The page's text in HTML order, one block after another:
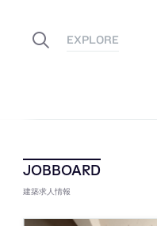
建築求人情報